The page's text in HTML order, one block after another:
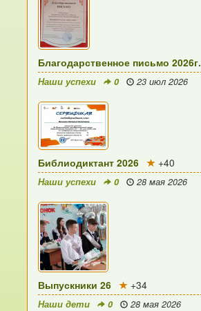
Благодарственное письмо 2026г.
Наши успехи 0 23 июл 2026
Библиодиктант 2026 +40
Наши успехи 0 28 мая 2026
Выпускники 26 +34
Наши дети 0 28 мая 2026